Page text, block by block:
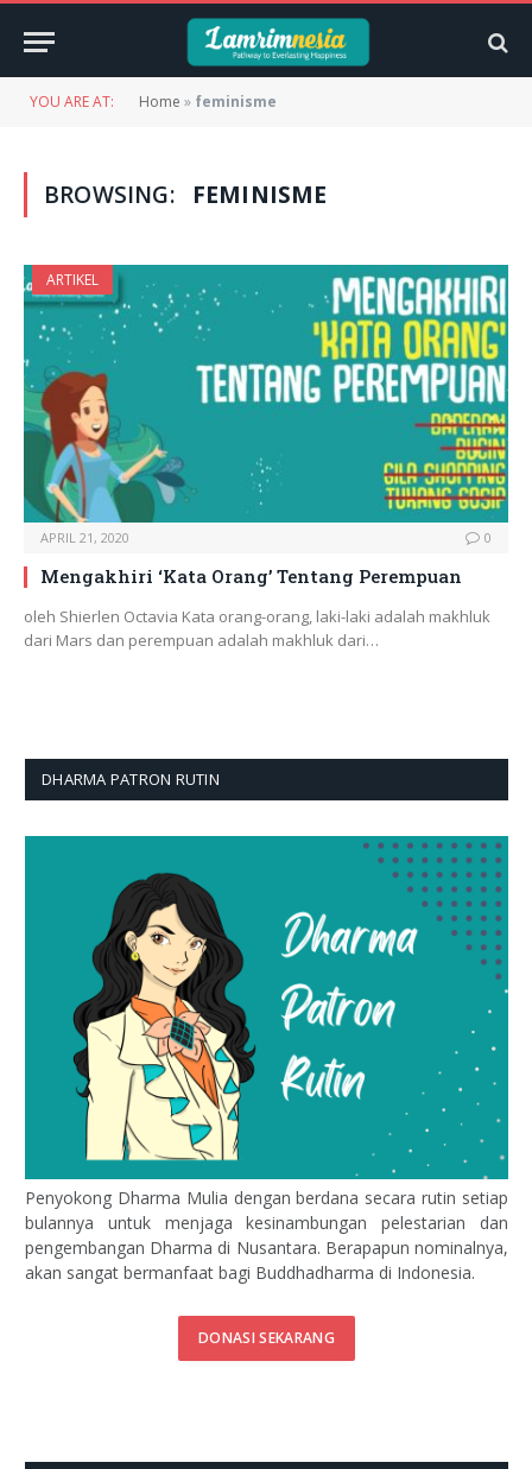
YOU ARE AT: Home » feminisme
BROWSING: FEMINISME
ARTIKEL
APRIL 21, 2020 0
Mengakhiri ‘Kata Orang’ Tentang Perempuan
oleh Shierlen Octavia Kata orang-orang, laki-laki adalah makhluk
dari Mars dan perempuan adalah makhluk dari…
DHARMA PATRON RUTIN
Penyokong Dharma Mulia dengan berdana secara rutin setiap
bulannya untuk menjaga kesinambungan pelestarian dan
pengembangan Dharma di Nusantara. Berapapun nominalnya,
akan sangat bermanfaat bagi Buddhadharma di Indonesia.
DONASI SEKARANG